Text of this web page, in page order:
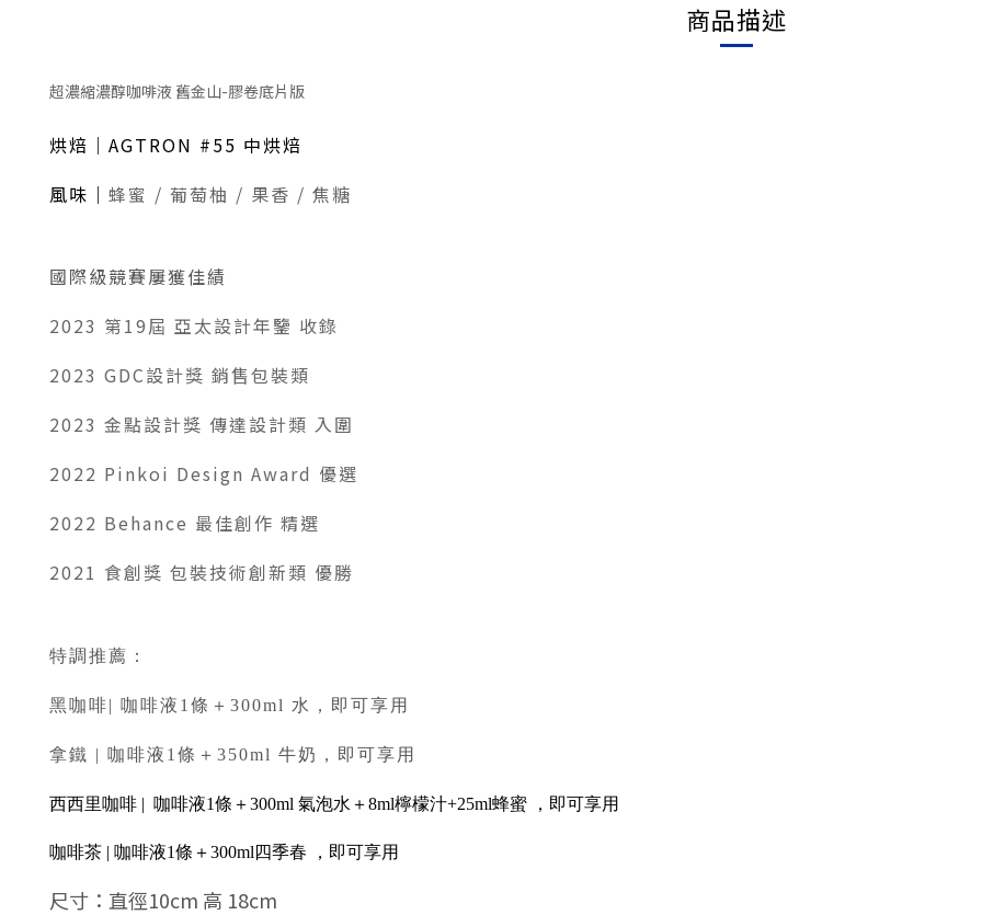
商品描述
超濃縮濃醇咖啡液 舊金山-膠卷底片版
烘焙｜AGTRON #55 中烘焙
風味｜ 蜂蜜 / 葡萄柚 / 果香 / 焦糖
國際級競賽屢獲佳績
2023 第19屆 亞太設計年鑒 收錄
2023 GDC設計獎 銷售包裝類
2023 金點設計獎 傳達設計類 入圍
2022 Pinkoi Design Award 優選
2022 Behance 最佳創作 精選
2021 食創獎 包裝技術創新類 優勝
特調推薦：
黑咖啡| 咖啡液1條＋300ml 水，即可享用
拿鐵 | 咖啡液1條＋350ml 牛奶，即可享用
西西里咖啡 | 咖啡液1條＋300ml 氣泡水＋8ml檸檬汁+25ml蜂蜜 ，即可享用
咖啡茶 | 咖啡液1條＋300ml四季春 ，即可享用
尺寸：直徑10cm 高 18cm